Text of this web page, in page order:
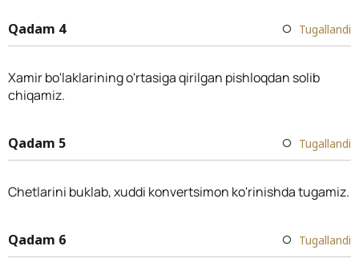
Qadam 4 Tugallandi
Xamir bo'laklarining o'rtasiga qirilgan pishloqdan solib
chiqamiz.
Qadam 5 Tugallandi
Chetlarini buklab, xuddi konvertsimon ko'rinishda tugamiz.
Qadam 6 Tugallandi